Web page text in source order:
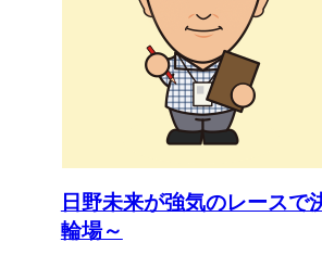
日野未来が強気のレースで
輪場～